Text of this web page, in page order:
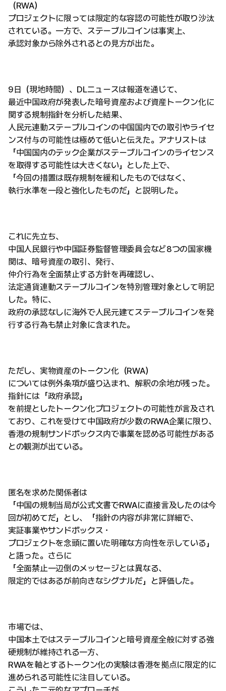
（RWA）
プロジェクトに限っては限定的な容認の可能性が取り沙汰
されている。一方で、ステーブルコインは事実上、
承認対象から除外されるとの見方が出た。
9日（現地時間）、DLニュースは報道を通じて、
最近中国政府が発表した暗号資産および資産トークン化に
関する規制指針を分析した結果、
人民元連動ステーブルコインの中国国内での取引やライセ
ンス付与の可能性は極めて低いと伝えた。アナリストは
「中国国内のテック企業がステーブルコインのライセンス
を取得する可能性は大きくない」とした上で、
「今回の措置は既存規制を緩和したものではなく、
執行水準を一段と強化したものだ」と説明した。
これに先立ち、
中国人民銀行や中国証券監督管理委員会など8つの国家機
関は、暗号資産の取引、発行、
仲介行為を全面禁止する方針を再確認し、
法定通貨連動ステーブルコインを特別管理対象として明記
した。特に、
政府の承認なしに海外で人民元建てステーブルコインを発
行する行為も禁止対象に含まれた。
ただし、実物資産のトークン化（RWA）
については例外条項が盛り込まれ、解釈の余地が残った。
指針には「政府承認」
を前提としたトークン化プロジェクトの可能性が言及され
ており、これを受けて中国政府が少数のRWA企業に限り、
香港の規制サンドボックス内で事業を認める可能性がある
との観測が出ている。
匿名を求めた関係者は
「中国の規制当局が公式文書でRWAに直接言及したのは今
回が初めてだ」とし、「指針の内容が非常に詳細で、
実証事業やサンドボックス・
プロジェクトを念頭に置いた明確な方向性を示している」
と語った。さらに
「全面禁止一辺倒のメッセージとは異なる、
限定的ではあるが前向きなシグナルだ」と評価した。
市場では、
中国本土ではステーブルコインと暗号資産全般に対する強
硬規制が維持される一方、
RWAを軸とするトークン化の実験は香港を拠点に限定的に
進められる可能性に注目している。